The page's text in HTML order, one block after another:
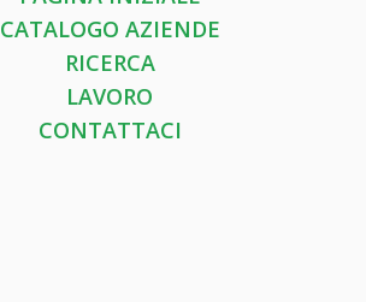
CATALOGO AZIENDE
RICERCA
LAVORO
CONTATTACI